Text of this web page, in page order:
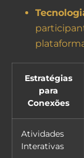
Estratégias
para
Conexões
Atividades
Interativas